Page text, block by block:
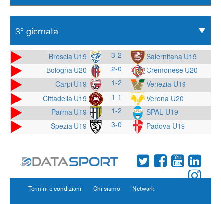
Brescia U19 3-2
Salernitana U19
Bologna U20
2-0
Cremonese U20
Carpi U19
1-2
Venezia U19
Cittadella U19
1-1
Verona U20
Parma U19
1-2
SPAL U19
Spezia U19
3-0 Padova U19
Termini e condizioni Chi siamo Network